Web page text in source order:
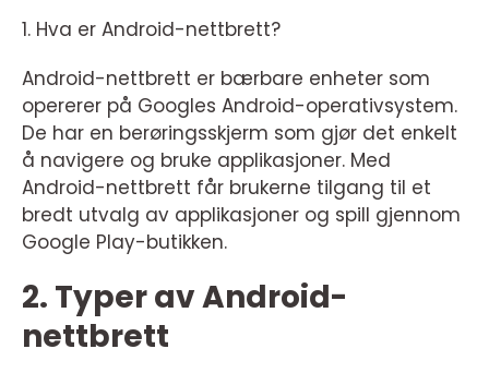
1. Hva er Android-nettbrett?
Android-nettbrett er bærbare enheter som
opererer på Googles Android-operativsystem.
De har en berøringsskjerm som gjør det enkelt
å navigere og bruke applikasjoner. Med
Android-nettbrett får brukerne tilgang til et
bredt utvalg av applikasjoner og spill gjennom
Google Play-butikken.
2. Typer av Android-
nettbrett